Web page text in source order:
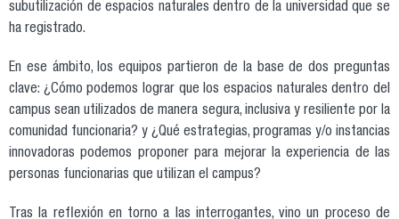
subutilización de espacios naturales dentro de la universidad que se
ha registrado.
En ese ámbito, los equipos partieron de la base de dos preguntas
clave: ¿Cómo podemos lograr que los espacios naturales dentro del
campus sean utilizados de manera segura, inclusiva y resiliente por la
comunidad funcionaria? y ¿Qué estrategias, programas y/o instancias
innovadoras podemos proponer para mejorar la experiencia de las
personas funcionarias que utilizan el campus?
Tras la reflexión en torno a las interrogantes, vino un proceso de